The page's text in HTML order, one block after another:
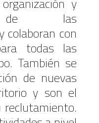
y
de las
colaboran con
todas las
También se
de nuevas
y son el